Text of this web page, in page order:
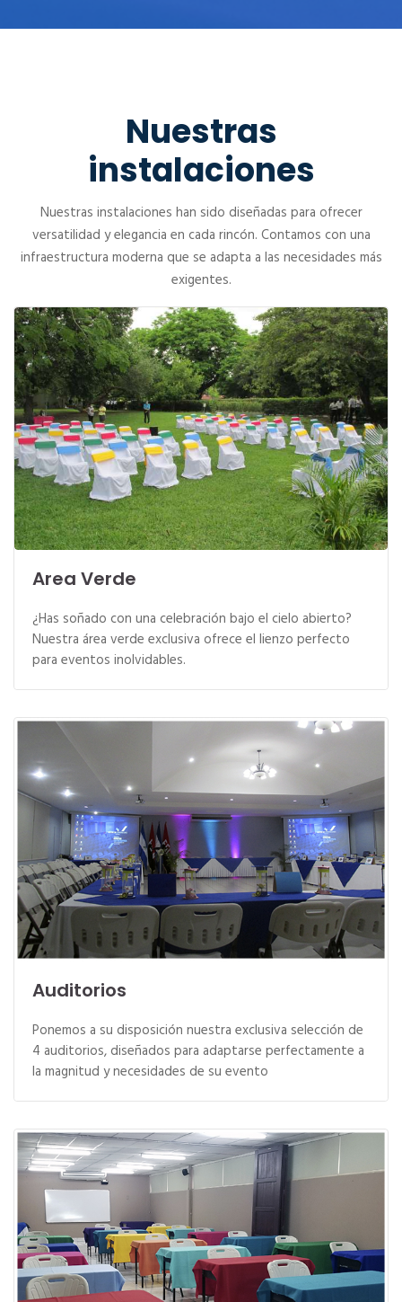
Nuestras
instalaciones
Nuestras instalaciones han sido diseñadas para ofrecer
versatilidad y elegancia en cada rincón. Contamos con una
infraestructura moderna que se adapta a las necesidades más
exigentes.
Area Verde
¿Has soñado con una celebración bajo el cielo abierto?
Nuestra área verde exclusiva ofrece el lienzo perfecto
para eventos inolvidables.
Auditorios
Ponemos a su disposición nuestra exclusiva selección de
4 auditorios, diseñados para adaptarse perfectamente a
la magnitud y necesidades de su evento